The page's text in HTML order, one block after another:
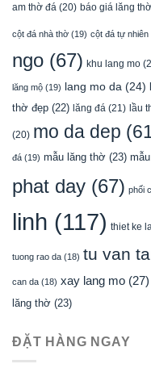
am thờ đá (20) báo giá lăng thờ
cột đá nhà thờ (19) cột đá tự nhiên
ngo (67) khu lang mo
lăng mộ (19) lang mo da (24)
thờ đẹp (22) lăng đá (21) lầu
(20) mo da dep
đá (19) mẫu lăng thờ (23)
phat day (67) phối
linh (117) thiet ke
tuong rao da (18) tu van
can da (18) xay lang mo (27)
lăng thờ (23)
ĐẶT HÀNG NGAY